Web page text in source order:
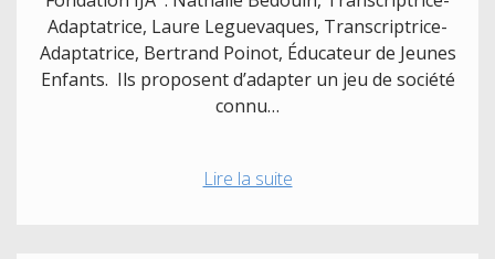
Adaptatrice, Laure Leguevaques, Transcriptrice-
Adaptatrice, Bertrand Poinot, Éducateur de Jeunes
Enfants. Ils proposent d’adapter un jeu de société
connu…
Lire la suiteProjet